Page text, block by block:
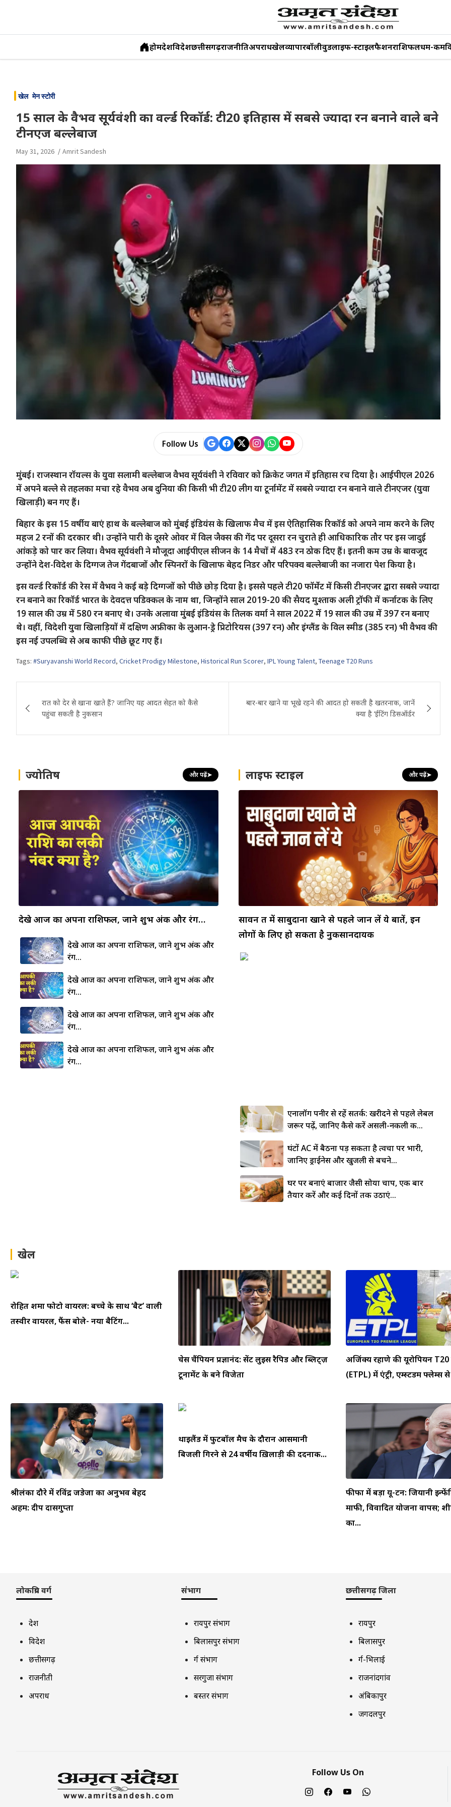
content
होमदेशविदेशछत्तीसगढ़राजनीतिअपराधखेलव्यापारबॉलीवुडलाइफ-स्टाइलफैशनराशिफलधर्म-कर्म
खेल मेन स्टोरी
15 साल के वैभव सूर्यवंशी का वर्ल्ड रिकॉर्ड: टी20 इतिहास में सबसे ज्यादा रन बनाने वाले बने
टीनएज बल्लेबाज
May 31, 2026 Amrit Sandesh
Follow Us
मुंबई। राजस्थान रॉयल्स के युवा सलामी बल्लेबाज वैभव सूर्यवंशी ने रविवार को क्रिकेट जगत में इतिहास रच दिया है। आईपीएल 2026
में अपने बल्ले से तहलका मचा रहे वैभव अब दुनिया की किसी भी टी20 लीग या टूर्नामेंट में सबसे ज्यादा रन बनाने वाले टीनएजर (युवा
खिलाड़ी) बन गए हैं।
बिहार के इस 15 वर्षीय बाएं हाथ के बल्लेबाज को मुंबई इंडियंस के खिलाफ मैच में इस ऐतिहासिक रिकॉर्ड को अपने नाम करने के लिए
महज 2 रनों की दरकार थी। उन्होंने पारी के दूसरे ओवर में विल जैक्स की गेंद पर दूसरा रन चुराते ही आधिकारिक तौर पर इस जादुई
आंकड़े को पार कर लिया। वैभव सूर्यवंशी ने मौजूदा आईपीएल सीजन के 14 मैचों में 483 रन ठोक दिए हैं। इतनी कम उम्र के बावजूद
उन्होंने देश-विदेश के दिग्गज तेज गेंदबाजों और स्पिनरों के खिलाफ बेहद निडर और परिपक्व बल्लेबाजी का नजारा पेश किया है।
इस वर्ल्ड रिकॉर्ड की रेस में वैभव ने कई बड़े दिग्गजों को पीछे छोड़ दिया है। इससे पहले टी20 फॉर्मेट में किसी टीनएजर द्वारा सबसे ज्यादा
रन बनाने का रिकॉर्ड भारत के देवदत्त पडिक्कल के नाम था, जिन्होंने साल 2019-20 की सैयद मुश्ताक अली ट्रॉफी में कर्नाटक के लिए
19 साल की उम्र में 580 रन बनाए थे। उनके अलावा मुंबई इंडियंस के तिलक वर्मा ने साल 2022 में 19 साल की उम्र में 397 रन बनाए
थे। वहीं, विदेशी युवा खिलाड़ियों में दक्षिण अफ्रीका के लुआन-ड्रे प्रिटोरियस (397 रन) और इंग्लैंड के विल स्मीड (385 रन) भी वैभव की
इस नई उपलब्धि से अब काफी पीछे छूट गए हैं।
Tags: #Suryavanshi World Record, Cricket Prodigy Milestone, Historical Run Scorer, IPL Young Talent, Teenage T20 Runs
navigation
रात को देर से खाना खाते हैं? जानिए यह आदत सेहत को कैसे
पहुंचा सकती है नुकसान
बार-बार खाने या भूखे रहने की आदत हो सकती है खतरनाक, जानें
क्या है ‘ईटिंग डिसऑर्डर
ज्योतिष और पढ़ें➤
देखे आज का अपना राशिफल, जाने शुभ अंक और रंग…
देखे आज का अपना राशिफल, जाने शुभ अंक और
रंग…
देखे आज का अपना राशिफल, जाने शुभ अंक और
रंग…
देखे आज का अपना राशिफल, जाने शुभ अंक और
रंग…
देखे आज का अपना राशिफल, जाने शुभ अंक और
रंग…
लाइफ स्टाइल और पढ़ें➤
सावन व्रत में साबुदाना खाने से पहले जान लें ये बातें, इन
लोगों के लिए हो सकता है नुकसानदायक
एनालॉग पनीर से रहें सतर्क: खरीदने से पहले लेबल
जरूर पढ़ें, जानिए कैसे करें असली-नकली की...
घंटों AC में बैठना पड़ सकता है त्वचा पर भारी,
जानिए ड्राईनेस और खुजली से बचने...
घर पर बनाएं बाजार जैसी सोया चाप, एक बार
तैयार करें और कई दिनों तक उठाएं...
खेल
रोहित शर्मा फोटो वायरल: बच्चे के साथ ‘बैट’ वाली
तस्वीर वायरल, फैंस बोले- नया बैटिंग...
चेस चैंपियन प्रज्ञानंद: सेंट लुइस रैपिड और ब्लिट्ज़
टूर्नामेंट के बने विजेता
अजिंक्य रहाणे की यूरोपियन T20
(ETPL) में एंट्री, एम्स्टर्डम फ्लेम्स
श्रीलंका दौरे में रविंद्र जडेजा का अनुभव बेहद
अहम: दीप दासगुप्ता
थाईलैंड में फुटबॉल मैच के दौरान आसमानी
बिजली गिरने से 24 वर्षीय ख़िलाड़ी की दर्दनाक...
फीफा में बड़ा यू-टर्न: जियानी
माफी, विवादित योजना वापस;
का...
लोकप्रिय वर्ग
देश
विदेश
छत्तीसगढ़
राजनीती
अपराध
संभाग
रायपुर संभाग
बिलासपुर संभाग
दुर्ग संभाग
सरगुजा संभाग
बस्तर संभाग
छत्तीसगढ़ जिला
रायपुर
बिलासपुर
दुर्ग-भिलाई
राजनांदगांव
अंबिकापुर
जगदलपुर
Follow Us On